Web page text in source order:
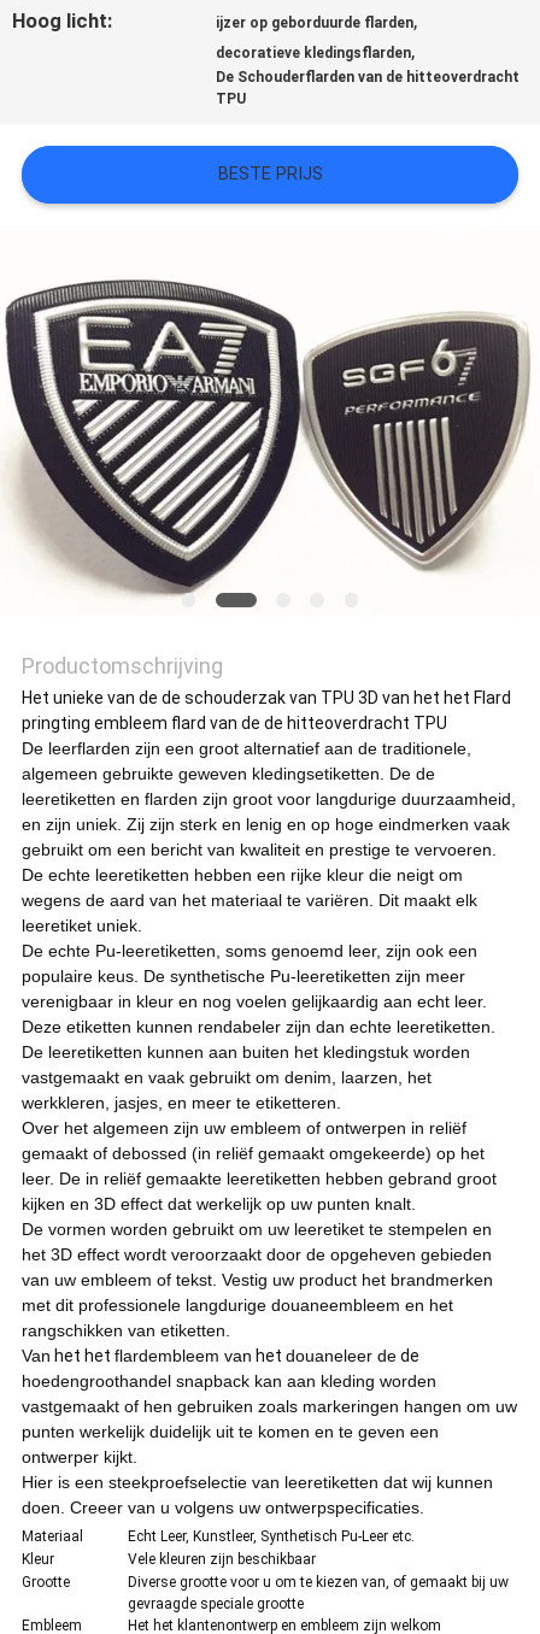
PRIVACYBELEID
Hoog licht: ijzer op geborduurde flarden,
decoratieve kledingsflarden,
De Schouderflarden van de hitteoverdracht
TPU
BESTE PRIJS
Productomschrijving
Het unieke van de de schouderzak van TPU 3D van het het Flard
pringting embleem flard van de de hitteoverdracht TPU
De leerflarden zijn een groot alternatief aan de traditionele,
algemeen gebruikte geweven kledingsetiketten. De de
leeretiketten en flarden zijn groot voor langdurige duurzaamheid,
en zijn uniek. Zij zijn sterk en lenig en op hoge eindmerken vaak
gebruikt om een bericht van kwaliteit en prestige te vervoeren.
De echte leeretiketten hebben een rijke kleur die neigt om
wegens de aard van het materiaal te variëren. Dit maakt elk
leeretiket uniek.
De echte Pu-leeretiketten, soms genoemd leer, zijn ook een
populaire keus. De synthetische Pu-leeretiketten zijn meer
verenigbaar in kleur en nog voelen gelijkaardig aan echt leer.
Deze etiketten kunnen rendabeler zijn dan echte leeretiketten.
De leeretiketten kunnen aan buiten het kledingstuk worden
vastgemaakt en vaak gebruikt om denim, laarzen, het
werkkleren, jasjes, en meer te etiketteren.
Over het algemeen zijn uw embleem of ontwerpen in reliëf
gemaakt of debossed (in reliëf gemaakt omgekeerde) op het
leer. De in reliëf gemaakte leeretiketten hebben gebrand groot
kijken en 3D effect dat werkelijk op uw punten knalt.
De vormen worden gebruikt om uw leeretiket te stempelen en
het 3D effect wordt veroorzaakt door de opgeheven gebieden
van uw embleem of tekst. Vestig uw product het brandmerken
met dit professionele langdurige douaneembleem en het
rangschikken van etiketten.
Van het het flardembleem van het douaneleer dede
hoedengroothandel snapback kan aan kleding worden
vastgemaakt of hen gebruiken zoals markeringen hangen om uw
punten werkelijk duidelijk uit te komen en te geven een
ontwerper kijkt.
Hier is een steekproefselectie van leeretiketten dat wij kunnen
doen. Creeer van u volgens uw ontwerpspecificaties.
Materiaal
Echt Leer, Kunstleer, Synthetisch Pu-Leer etc.
Kleur
Vele kleuren zijn beschikbaar
Grootte
Diverse grootte voor u om te kiezen van, of gemaakt bij uw
gevraagde speciale grootte
Embleem
Het het klantenontwerp en embleem zijn welkom